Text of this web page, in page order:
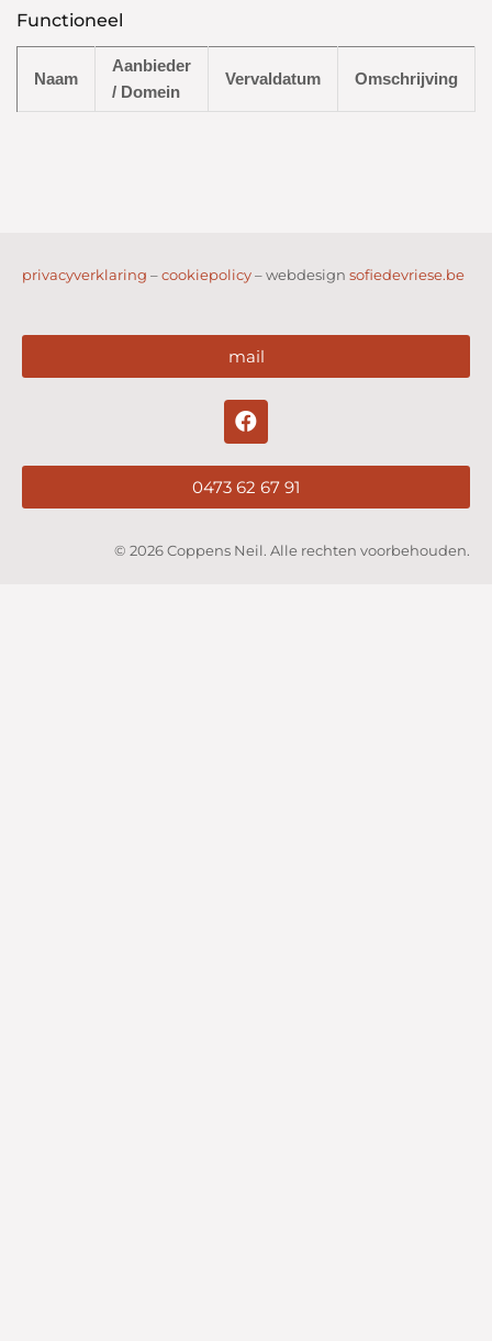
Functioneel
Naam
Aanbieder
/ Domein
Vervaldatum Omschrijving
privacyverklaring –cookiepolicy– webdesign sofiedevriese.be
mail
0473 62 67 91
© 2026 Coppens Neil. Alle rechten voorbehouden.